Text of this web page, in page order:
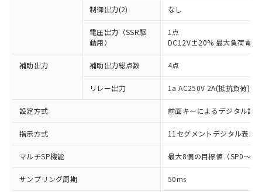
制御出力(2) なし
電圧出力（SSR駆
動用）
1点
DC12V±20% 最大負荷電流
補助出力 補助出力総点数 4点
リレー出力 1a AC250V 2A(抵抗負荷)
設定方式 前面キーによるデジタル設定
指示方式 11セグメントデジタル表示
マルチSP機能 最大8個の目標値（SP0～
サンプリング周期 50ms